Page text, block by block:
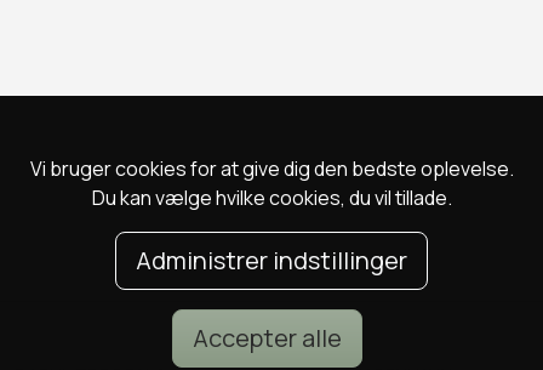
Vi bruger cookies for at give dig den bedste oplevelse.
Du kan vælge hvilke cookies, du vil tillade.
Administrer indstillinger
Accepter alle